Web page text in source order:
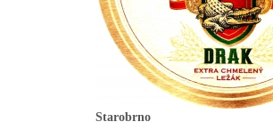
Starobrno